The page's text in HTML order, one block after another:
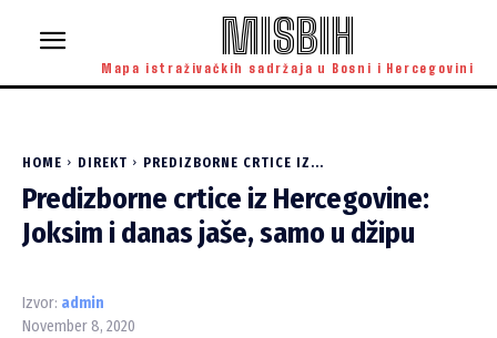
MISBIH
Mapa istraživačkih sadržaja u Bosni i Hercegovini
HOME DIREKT PREDIZBORNE CRTICE IZ...
Predizborne crtice iz Hercegovine:
Joksim i danas jaše, samo u džipu
Izvor: admin
November 8, 2020